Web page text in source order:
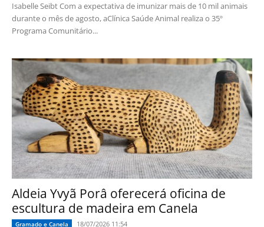
Isabelle Seibt Com a expectativa de imunizar mais de 10 mil animais
durante o mês de agosto, aClínica Saúde Animal realiza o 35º
Programa Comunitário...
Aldeia Yvyã Porâ oferecerá oficina de
escultura de madeira em Canela
Gramado e Canela 18/07/2026 11:54